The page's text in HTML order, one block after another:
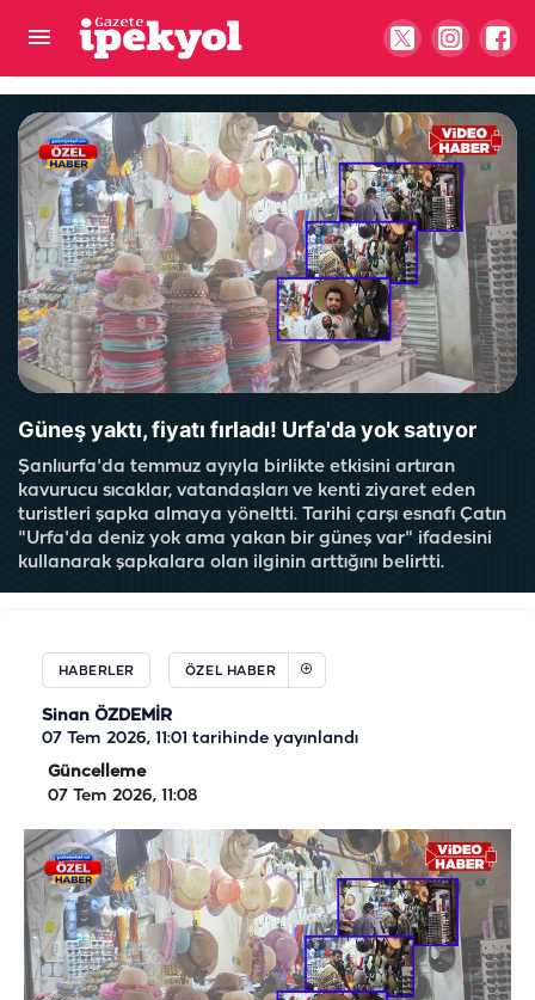
Güneş yaktı, fiyatı fırladı! Urfa'da yok satıyor
Şanlıurfa'da temmuz ayıyla birlikte etkisini artıran
kavurucu sıcaklar, vatandaşları ve kenti ziyaret eden
turistleri şapka almaya yöneltti. Tarihi çarşı esnafı Çatın
"Urfa'da deniz yok ama yakan bir güneş var" ifadesini
kullanarak şapkalara olan ilginin arttığını belirtti.
HABERLER ÖZEL HABER
Sinan ÖZDEMİR
07 Tem 2026, 11:01 tarihinde yayınlandı
Güncelleme
07 Tem 2026, 11:08
Şanlıurfa'da yolları perişan eden mikserler… Bir
kez daha kaza getirdi